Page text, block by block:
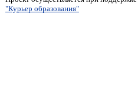
"Курьер образования"